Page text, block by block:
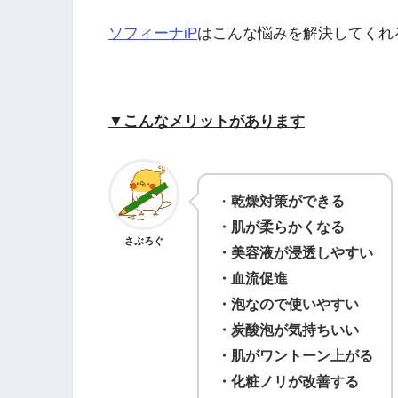
ソフィーナiPはこんな悩みを解決してく
▼こんなメリットがあります
さぶろぐ
・ 乾燥対策ができる
・肌が柔らかくなる
・美容液が浸透しやすい
・血流促進
・泡なので使いやすい
・炭酸泡が気持ちいい
・肌がワントーン上がる
・化粧ノリが改善する